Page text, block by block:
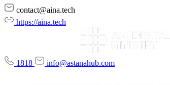
contact@aina.tech
https://aina.tech
1818 info@astanahub.com